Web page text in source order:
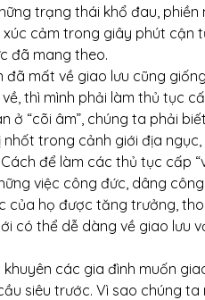
trạng thái khổ đau, phiền
cảm trong giây phút cận
đã mang theo.
đã mất về giao lưu cũng
thì mình phải làm thủ tục
ở “cõi âm”, chúng ta phải
trong cảnh giới địa ngục,
để làm các thủ tục cấp
việc công đức, dâng
của họ được tăng trưởng,
có thể dễ dàng về giao lưu
các gia đình muốn
siêu trước. Vì sao chúng ta